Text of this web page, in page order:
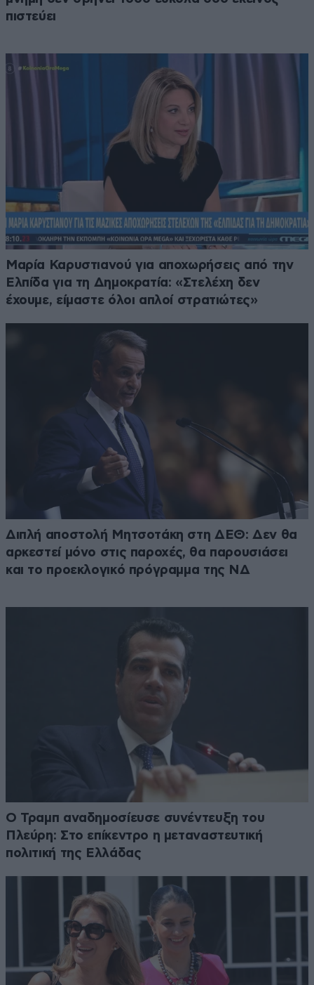
πιστεύει
Μαρία Καρυστιανού για αποχωρήσεις από την
Ελπίδα για τη Δημοκρατία: «Στελέχη δεν
έχουμε, είμαστε όλοι απλοί στρατιώτες»
Διπλή αποστολή Μητσοτάκη στη ΔΕΘ: Δεν θα
αρκεστεί μόνο στις παροχές, θα παρουσιάσει
και το προεκλογικό πρόγραμμα της ΝΔ
Ο Τραμπ αναδημοσίευσε συνέντευξη του
Πλεύρη: Στο επίκεντρο η μεταναστευτική
πολιτική της Ελλάδας